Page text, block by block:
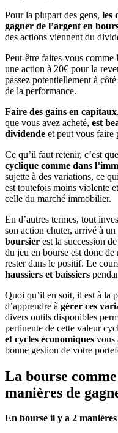
Pour la plupart des gens, les
gagner de l’argent en
des actions viennent du
Peut-être faites-vous comme
une action à 20€ pour la
passez potentiellement à
de la performance.
Faire des gains en capitaux
que vous avez acheté, est
dividende et peut vous faire
Ce qu’il faut retenir, c’est
cyclique comme dans
sujette à des variations, ce
est toutefois moins violente
celle du marché immobilier.
En d’autres termes, tout
son action chuter, arrivé à
boursier est la succession
du jeu en bourse est donc de
rester dans le positif. Le
haussiers et baissiers
Quoi qu’il en soit, il est à la
d’apprendre à gérer ces
divers outils disponibles
pertinente de cette valeur
et cycles économiques vous
bonne gestion de votre
La bourse
manières de
En bourse il y a 2